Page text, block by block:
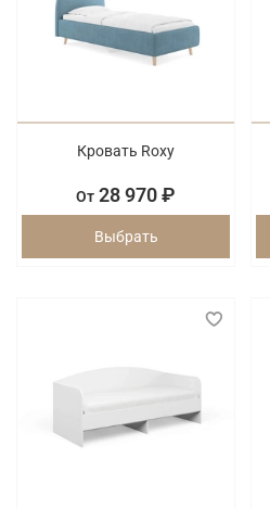
Кровать Roxy
От 28 970 ₽
Выбрать